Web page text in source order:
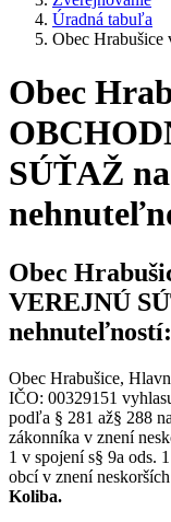
Úradná tabuľa
Obec
Obec
SÚŤAŽ
Obec
VEREJNÚ
Obec Hrabušice,
IČO: 00329151
podľa § 281 až§ 288
zákonníka v znení
1 v spojení s§ 9a ods.
obcí v znení
Koliba.